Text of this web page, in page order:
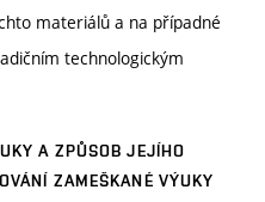
materiálů a na případné
technologickým
A ZPŮSOB JEJÍHO
ZAMEŠKANÉ VÝUKY